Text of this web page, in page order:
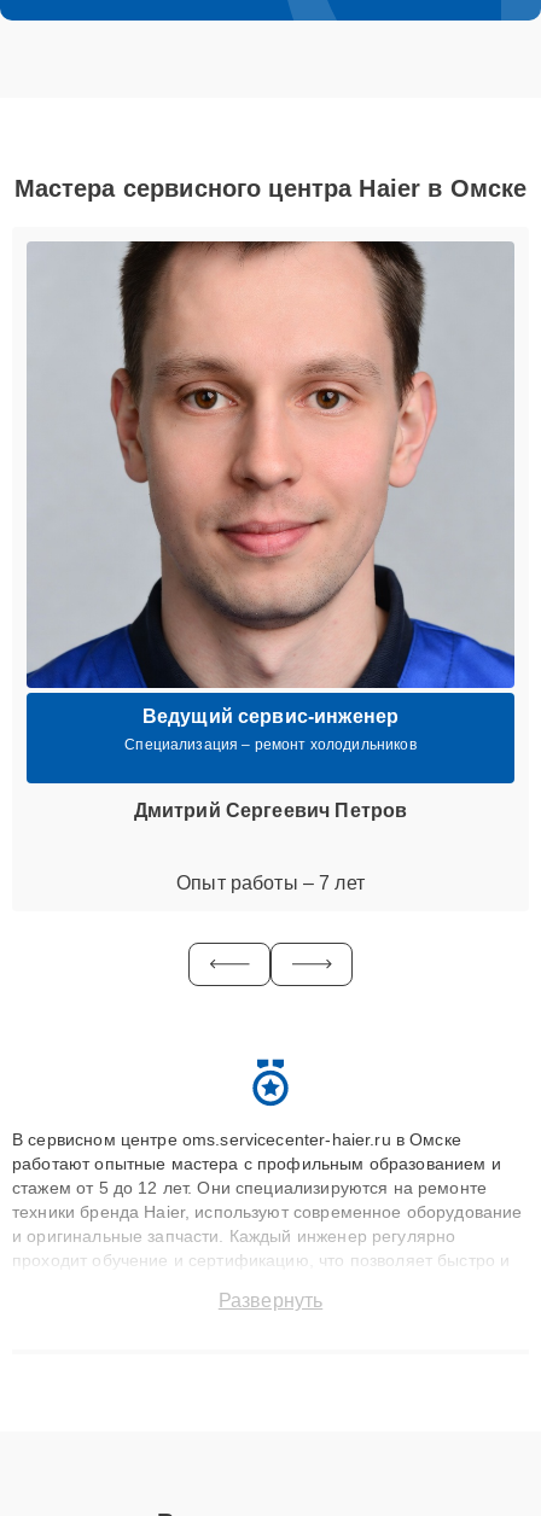
Мастера сервисного центра Haier в Омске
Ведущий сервис-инженер
Специализация – ремонт холодильников
Дмитрий Сергеевич Петров
Опыт работы – 7 лет
В сервисном центре oms.servicecenter-haier.ru в Омске
работают опытные мастера с профильным образованием и
стажем от 5 до 12 лет. Они специализируются на ремонте
техники бренда Haier, используют современное оборудование
и оригинальные запчасти. Каждый инженер регулярно
проходит обучение и сертификацию, что позволяет быстро и
сохранением гарантии до 3 лет. Наши мастера решают
Развернуть